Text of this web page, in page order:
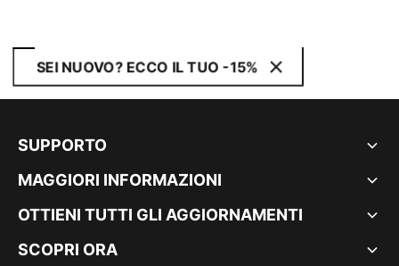
SEI NUOVO? ECCO IL TUO -15%
SUPPORTO
MAGGIORI INFORMAZIONI
OTTIENI TUTTI GLI AGGIORNAMENTI
SCOPRI ORA